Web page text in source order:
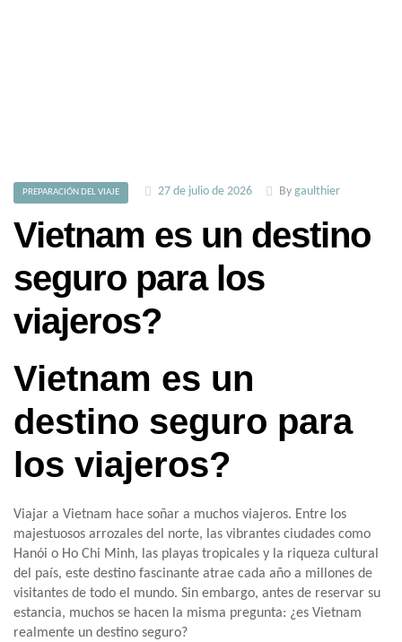
PREPARACIÓN DEL VIAJE 27 de julio de 2026 By gaulthier
Vietnam es un destino
seguro para los
viajeros?
Vietnam es un
destino seguro para
los viajeros?
Viajar a Vietnam hace soñar a muchos viajeros. Entre los
majestuosos arrozales del norte, las vibrantes ciudades como
Hanói o Ho Chi Minh, las playas tropicales y la riqueza cultural
del país, este destino fascinante atrae cada año a millones de
visitantes de todo el mundo. Sin embargo, antes de reservar su
estancia, muchos se hacen la misma pregunta: ¿es Vietnam
realmente un destino seguro?